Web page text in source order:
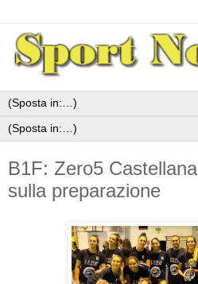
B1F: Zero5
sulla preparazione